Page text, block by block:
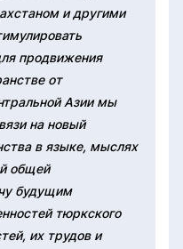
и другими
продвижения
от
Азии мы
на новый
в языке, мыслях
общей
будущим
тюркского
их трудов и